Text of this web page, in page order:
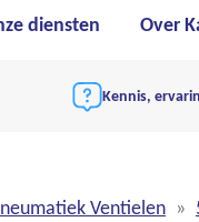
diensten Over
Kennis,
Ventielen